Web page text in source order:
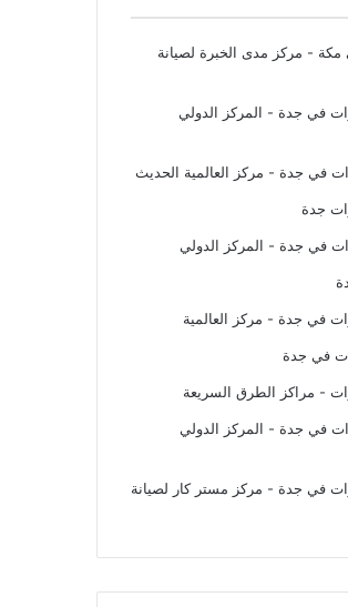
مكة - مركز مدى الخبرة لصيانة
في جدة - المركز الدولي
في جدة - مركز العالمية الحديث
جدة
في جدة - المركز الدولي
في جدة - مركز العالمية
في جدة
- مراكز الطرق السريعة
في جدة - المركز الدولي
في جدة - مركز مستر كار لصيانة